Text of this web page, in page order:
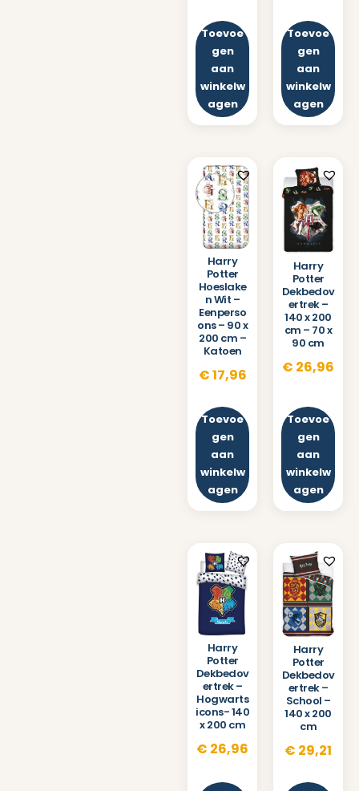
Toevoe
gen
aan
winkelw
agen
Toevoe
gen
aan
winkelw
agen
Harry
Potter
Hoeslake
n Wit –
Eenperso
ons – 90 x
200 cm –
Katoen
€17,96
Toevoe
gen
aan
winkelw
agen
Harry
Potter
Dekbedov
ertrek –
140 x 200
cm – 70 x
90 cm
€ 26,96
Toevoe
gen
aan
winkelw
agen
Harry
Potter
Dekbedov
ertrek –
Hogwarts
icons- 140
x 200 cm
€ 26,96
Harry
Potter
Dekbedov
ertrek –
School –
140 x 200
cm
€ 29,21